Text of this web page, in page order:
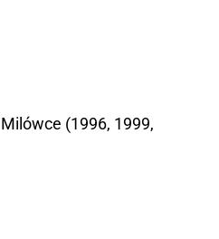
(1996, 1999,